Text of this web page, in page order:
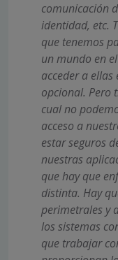
comunicación
identidad, etc.
que tenemos
un mundo en
acceder a ellas
opcional. Pero
cual no
acceso a
estar seguros
nuestras
que hay que
distinta. Hay
perimetrales y
los sistemas
que trabajar